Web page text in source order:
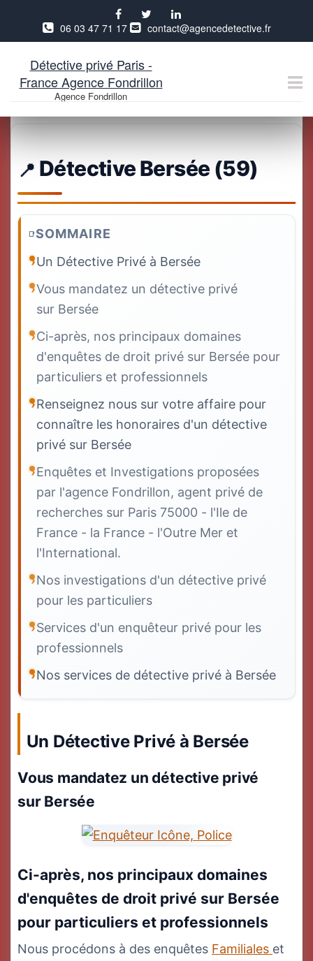
Aller
contenu
06 03 47 71 17 contact@agencedetective.fr
Détective privé Paris -
France Agence Fondrillon
Agence Fondrillon
Détective Bersée (59)
SOMMAIRE
Un Détective Privé à Bersée
Vous mandatez un détective privé
sur Bersée
Ci-après, nos principaux domaines
d'enquêtes de droit privé sur Bersée pour
particuliers et professionnels
Renseignez nous sur votre affaire pour
connaître les honoraires d'un détective
privé sur Bersée
Enquêtes et Investigations proposées
par l'agence Fondrillon, agent privé de
recherches sur Paris 75000 - l'Ile de
France - la France - l'Outre Mer et
l'International.
Nos investigations d'un détective privé
pour les particuliers
Services d'un enquêteur privé pour les
professionnels
Nos services de détective privé à Bersée
Un Détective Privé à Bersée
Vous mandatez un détective privé
sur Bersée
Ci-après, nos principaux domaines
d'enquêtes de droit privé sur Bersée
pour particuliers et professionnels
Nous procédons à des enquêtes Familiales et